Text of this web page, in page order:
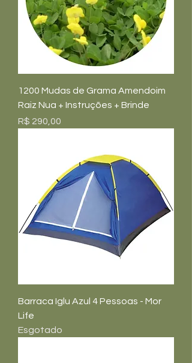
1200 Mudas de Grama Amendoim
Raiz Nua + Instruções + Brinde
Preço
R$ 290,00
Barraca Iglu Azul 4 Pessoas - Mor
Life
Esgotado